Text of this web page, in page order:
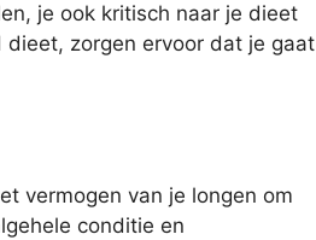
je ook kritisch naar je dieet
zorgen ervoor dat je gaat
vermogen van je longen om
conditie en